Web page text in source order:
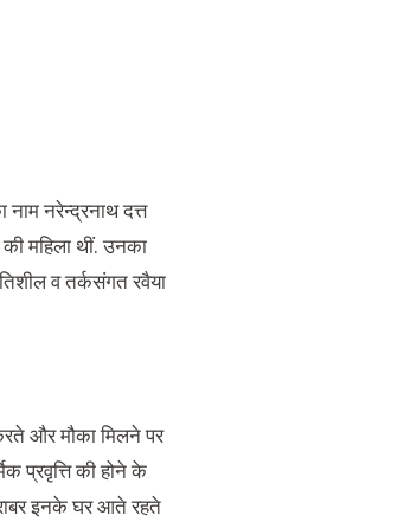
नरेन्द्रनाथ दत्त
की महिला थीं. उनका
व तर्कसंगत रवैया
और मौका मिलने पर
प्रवृत्ति की होने के
इनके घर आते रहते